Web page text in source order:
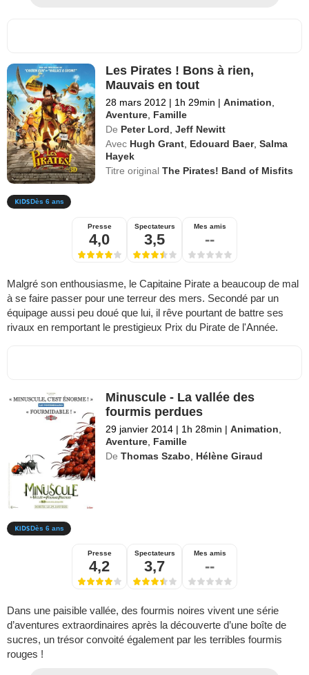
Les Pirates ! Bons à rien,
Mauvais en tout
28 mars 2012 | 1h 29min | Animation,
Aventure, Famille
De Peter Lord,Jeff Newitt
Avec Hugh Grant, Edouard Baer,Salma
Hayek
Titre originalThe Pirates! Band of Misfits
Dès 6 ans
Presse
4,0
Spectateurs
3,5
Mes amis
--
Malgré son enthousiasme, le Capitaine Pirate a beaucoup de mal
à se faire passer pour une terreur des mers. Secondé par un
équipage aussi peu doué que lui, il rêve pourtant de battre ses
rivaux en remportant le prestigieux Prix du Pirate de l'Année.
Minuscule - La vallée des
fourmis perdues
29 janvier 2014 | 1h 28min | Animation,
Aventure, Famille
De Thomas Szabo, Hélène Giraud
Dès 6 ans
Presse
4,2
Spectateurs
3,7
Mes amis
--
Dans une paisible vallée, des fourmis noires vivent une série
d’aventures extraordinaires après la découverte d’une boîte de
sucres, un trésor convoité également par les terribles fourmis
rouges !